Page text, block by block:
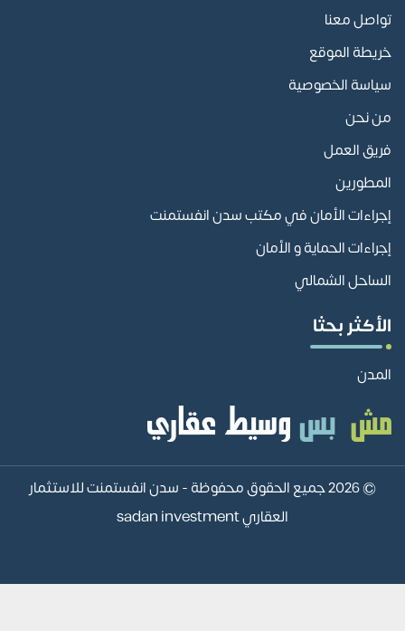
تواصل معنا
خريطة الموقع
سياسة الخصوصية
من نحن
فريق العمل
المطورين
إجراءات الأمان في مكتب سدن انفستمنت
إجراءات الحماية و الأمان
الساحل الشمالي
الأكثر بحثا
المدن
© 2026 جميع الحقوق محفوظة -
سدن انفستمنت للاستثمار
العقاري sadan investment